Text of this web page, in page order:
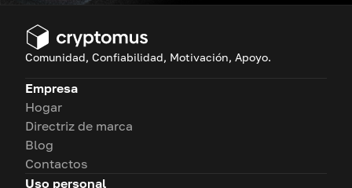
Comunidad, Confiabilidad, Motivación, Apoyo.
Empresa
Hogar
Directriz de marca
Blog
Contactos
Uso personal